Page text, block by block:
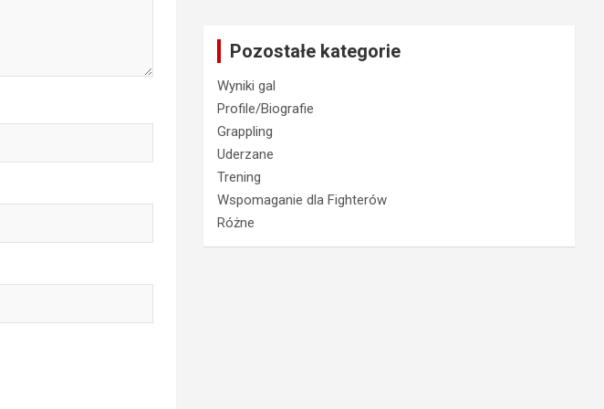
Pozostałe kategorie
Wyniki gal
Profile/Biografie
Grappling
Uderzane
Trening
Wspomaganie dla Fighterów
Różne